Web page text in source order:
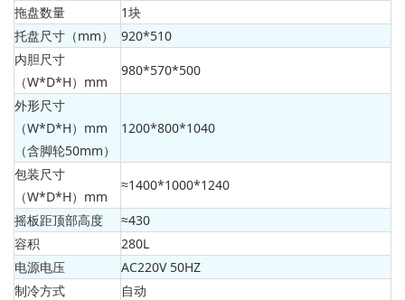
拖盘数量
1块
托盘尺寸（mm）
920*510
内胆尺寸
（W*D*H）mm
980*570*500
外形尺寸
（W*D*H）mm
（含脚轮50mm）
1200*800*1040
包装尺寸
（W*D*H）mm
≈1400*1000*1240
摇板距顶部高度
≈430
容积
280L
电源电压
AC220V 50HZ
制冷方式
自动